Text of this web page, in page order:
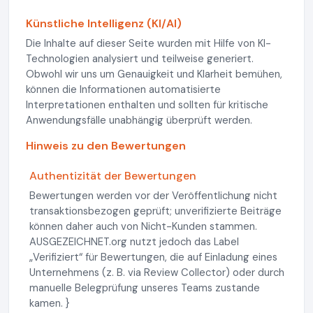
Künstliche Intelligenz (KI/AI)
Die Inhalte auf dieser Seite wurden mit Hilfe von KI-
Technologien analysiert und teilweise generiert.
Obwohl wir uns um Genauigkeit und Klarheit bemühen,
können die Informationen automatisierte
Interpretationen enthalten und sollten für kritische
Anwendungsfälle unabhängig überprüft werden.
Hinweis zu den Bewertungen
Authentizität der Bewertungen
Bewertungen werden vor der Veröffentlichung nicht
transaktionsbezogen geprüft; unverifizierte Beiträge
können daher auch von Nicht-Kunden stammen.
AUSGEZEICHNET.org nutzt jedoch das Label
„Verifiziert“ für Bewertungen, die auf Einladung eines
Unternehmens (z. B. via Review Collector) oder durch
manuelle Belegprüfung unseres Teams zustande
kamen. }